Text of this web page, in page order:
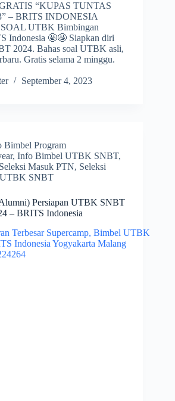
“KUPAS TUNTAS
– BRITS INDONESIA
UTBK Bimbingan
Indonesia 🤩🤩 Siapkan diri
2024. Bahas soal UTBK asli,
Gratis selama 2 minggu.
September 4, 2023
Bimbel Program
, Info Bimbel UTBK SNBT,
Seleksi Masuk PTN, Seleksi
UTBK SNBT
Persiapan UTBK SNBT
– BRITS Indonesia